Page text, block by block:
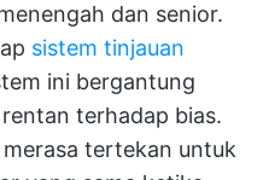
dan senior.
sistem tinjauan
ini bergantung
terhadap bias.
tertekan untuk